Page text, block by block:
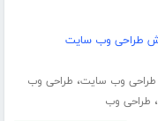
طراحی وب سایت
طراحی وب سایت، طراحی وب
، طراحی وب